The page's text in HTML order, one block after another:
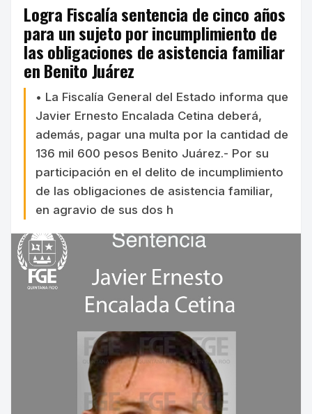
Logra Fiscalía sentencia de cinco años
para un sujeto por incumplimiento de
las obligaciones de asistencia familiar
en Benito Juárez
• La Fiscalía General del Estado informa que
Javier Ernesto Encalada Cetina deberá,
además, pagar una multa por la cantidad de
136 mil 600 pesos Benito Juárez.- Por su
participación en el delito de incumplimiento
de las obligaciones de asistencia familiar,
en agravio de sus dos h